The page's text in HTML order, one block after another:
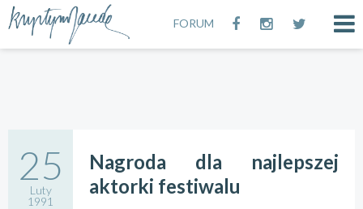
FORUM
25
Luty
1991
Nagroda dla najlepszej
aktorki festiwalu